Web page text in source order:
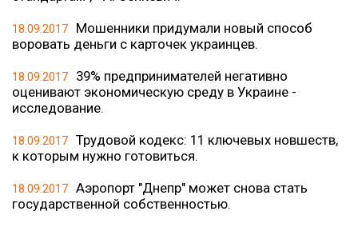
18.09.2017
Мошенники придумали новый способ
воровать деньги с карточек украинцев.
18.09.2017
39% предпринимателей негативно
оценивают экономическую среду в Украине -
исследование.
18.09.2017
Трудовой кодекс: 11 ключевых новшеств,
к которым нужно готовиться.
18.09.2017
Аэропорт "Днепр" может снова стать
государственной собственностью.